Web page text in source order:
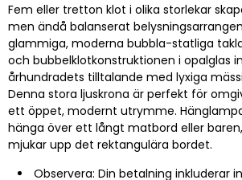
Fem eller tretton klot i olika storlekar
men ändå balanserat
glammiga, moderna bubbla-statliga
och bubbelklotkonstruktionen i opalglas
århundradets tilltalande med lyxiga
Denna stora ljuskrona är perfekt för
ett öppet, modernt utrymme.
hänga över ett långt matbord eller
mjukar upp det rektangulära bordet.
Observera: Din betalning inkluderar